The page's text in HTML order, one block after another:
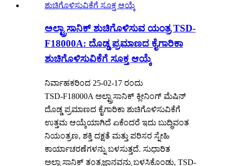
ಅಲ್ಟ್ರಾಸಾನಿಕ್ ಶುಚಿಗೊಳಿಸುವ ಯಂತ್ರ TSD-
F18000A: ದೊಡ್ಡ ಪ್ರಮಾಣದ ಕೈಗಾರಿಕಾ
ಶುಚಿಗೊಳಿಸುವಿಕೆಗೆ ಸೂಕ್ತ ಆಯ್ಕೆ
ನಿರ್ವಾಹಕರಿಂದ 25-02-17 ರಂದು
TSD-F18000A ಅಲ್ಟ್ರಾಸಾನಿಕ್ ಕ್ಲೀನಿಂಗ್ ಮೆಷಿನ್
ದೊಡ್ಡ ಪ್ರಮಾಣದ ಕೈಗಾರಿಕಾ ಶುಚಿಗೊಳಿಸುವಿಕೆಗೆ
ಉತ್ತಮ ಆಯ್ಕೆಯಾಗಿದೆ ಏಕೆಂದರೆ ಇದು ಬುದ್ಧಿವಂತ
ನಿಯಂತ್ರಣ, ಶಕ್ತಿ ದಕ್ಷತೆ ಮತ್ತು ಪರಿಸರ ಸ್ನೇಹಿ
ಕಾರ್ಯಾಚರಣೆಗಳನ್ನು ಬಳಸುತ್ತದೆ. ಸುಧಾರಿತ
ಅಲ್ಟ್ರಾಸಾನಿಕ್ ತಂತ್ರಜ್ಞಾನವನ್ನು ಬಳಸಿಕೊಂಡು, TSD-